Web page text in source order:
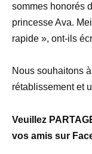
sommes honorés
princesse Ava.
rapide », ont-ils
Nous souhaitons
rétablissement et
Veuillez
vos amis sur